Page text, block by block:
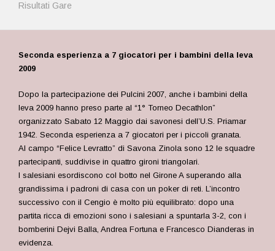
Risultati Gare
Seconda esperienza a 7 giocatori per i bambini della leva
2009
Dopo la partecipazione dei Pulcini 2007, anche i bambini della
leva 2009 hanno preso parte al “1° Torneo Decathlon”
organizzato Sabato 12 Maggio dai savonesi dell’U.S. Priamar
1942. Seconda esperienza a 7 giocatori per i piccoli granata.
Al campo “Felice Levratto” di Savona Zinola sono 12 le squadre
partecipanti, suddivise in quattro gironi triangolari.
I salesiani esordiscono col botto nel Girone A superando alla
grandissima i padroni di casa con un poker di reti. L’incontro
successivo con il Cengio è molto più equilibrato: dopo una
partita ricca di emozioni sono i salesiani a spuntarla 3-2, con i
bomberini Dejvi Balla, Andrea Fortuna e Francesco Dianderas in
evidenza.